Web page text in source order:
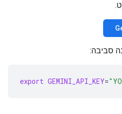
סביבה:
export GEMINI_API_KEY=